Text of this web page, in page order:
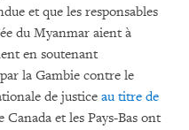
et que les responsables
du Myanmar aient à
en soutenant
la Gambie contre le
de justice au titre de
Canada et les Pays-Bas ont